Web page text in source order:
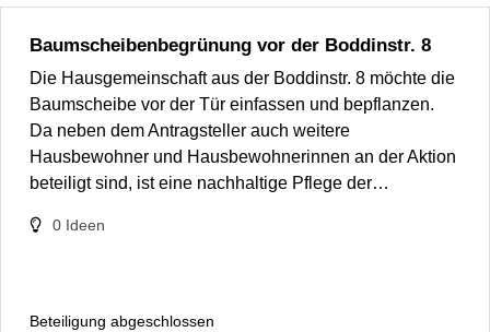
Baumscheibenbegrünung vor der Boddinstr. 8
Die Hausgemeinschaft aus der Boddinstr. 8 möchte die
Baumscheibe vor der Tür einfassen und bepflanzen.
Da neben dem Antragsteller auch weitere
Hausbewohner und Hausbewohnerinnen an der Aktion
beteiligt sind, ist eine nachhaltige Pflege der…
0 Ideen
Beteiligung abgeschlossen